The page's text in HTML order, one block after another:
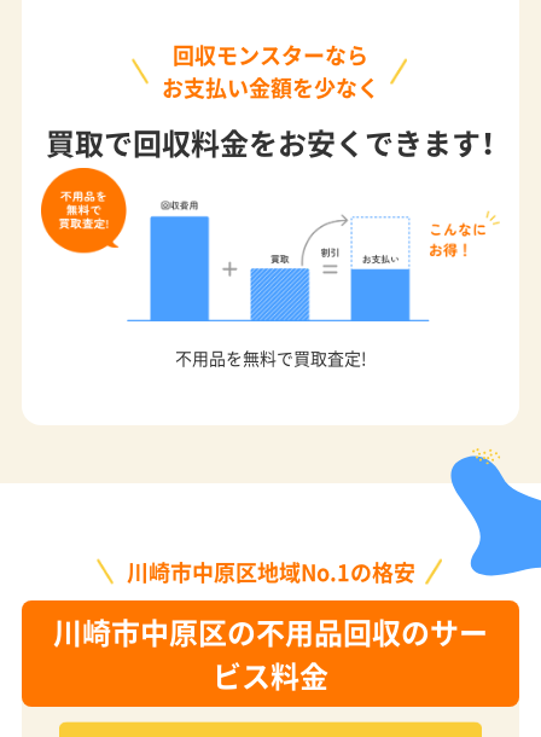
回収モンスターなら
お支払い金額を少なく
買取で回収料金をお安くできます！
不用品を無料で買取査定!
川崎市中原区地域No.1の格安
川崎市中原区の不用品回収のサー
ビス料金